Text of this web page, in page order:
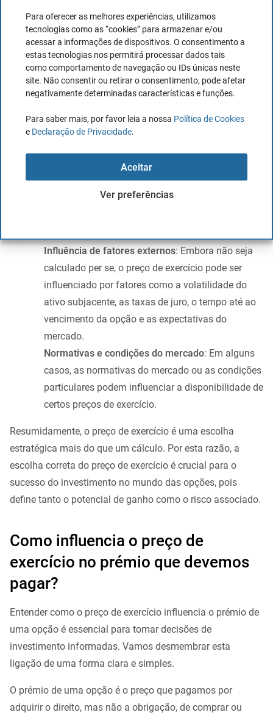
Para oferecer as melhores experiências, utilizamos
tecnologias como as “cookies” para armazenar e/ou
acessar a informações de dispositivos. O consentimento a
estas tecnologias nos permitirá processar dados tais
como comportamento de navegação ou IDs únicas neste
site. Não consentir ou retirar o consentimento, pode afetar
negativamente determinadas características e funções.
Para saber mais, por favor leia a nossa Política de Cookies
e Declaração de Privacidade.
Aceitar
Ver preferências
ativo.
Out of the money (OTM): O preço de
exercício está longe do preço atual, o que
significa que a opção tem menos valor
intrínseco.
In the money (ITM): O preço de exercício
está numa posição que já é rentável em
comparação com o preço atual do ativo.
exercício também dependerá da estratégia de
investimento que o investidor deseja seguir. Por
exemplo, se procura proteção contra quedas,
Influência de fatores externos: Embora não seja
calculado per se, o preço de exercício pode ser
influenciado por fatores como a volatilidade do
ativo subjacente, as taxas de juro, o tempo até ao
vencimento da opção e as expectativas do
mercado.
Normativas e condições do mercado: Em alguns
casos, as normativas do mercado ou as condições
particulares podem influenciar a disponibilidade de
certos preços de exercício.
Resumidamente, o preço de exercício é uma escolha
estratégica mais do que um cálculo. Por esta razão, a
escolha correta do preço de exercício é crucial para o
sucesso do investimento no mundo das opções, pois
define tanto o potencial de ganho como o risco associado.
Como influencia o preço de
exercício no prémio que devemos
pagar?
Entender como o preço de exercício influencia o prémio de
uma opção é essencial para tomar decisões de
investimento informadas. Vamos desmembrar esta
ligação de uma forma clara e simples.
O prémio de uma opção é o preço que pagamos por
adquirir o direito, mas não a obrigação, de comprar ou